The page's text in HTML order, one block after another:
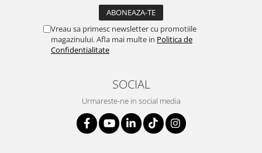
Genti, huse si rucsacuri de laptop
Genti de plaja si cumparaturi
Portofele si portcarduri RFID
Vreau sa primesc newsletter cu promotiile
magazinului. Afla mai multe in Politica de
Confidentialitate
SOCIAL
Urmareste-ne in social media